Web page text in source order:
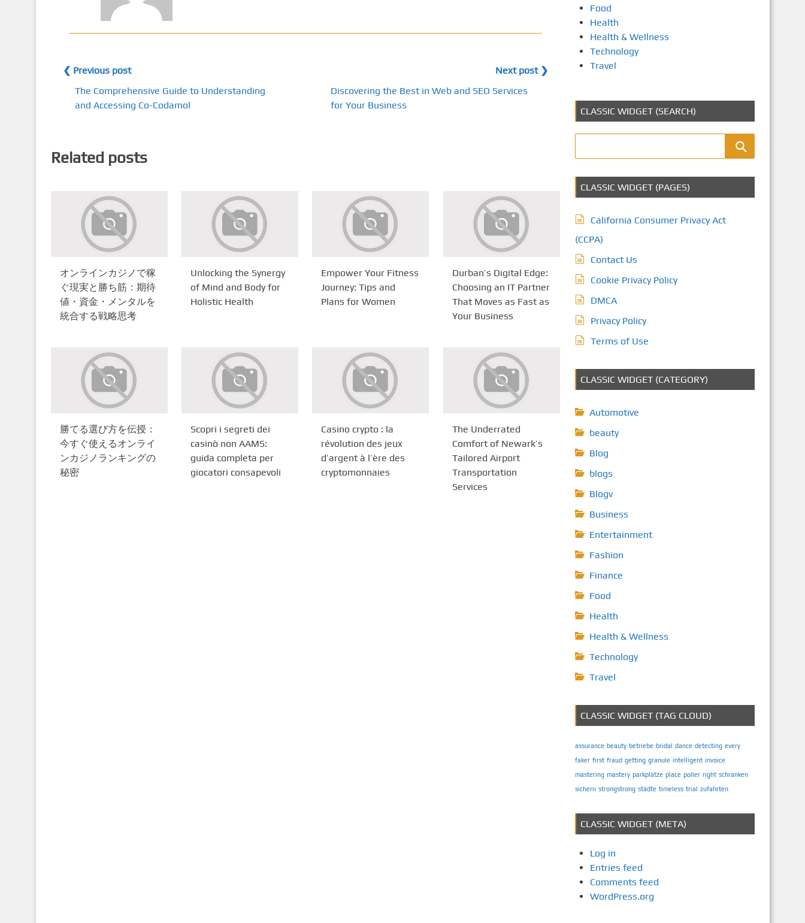
❮ Previous post
The Comprehensive Guide to Understanding
and Accessing Co-Codamol
Next post ❯
Discovering the Best in Web and SEO Services
for Your Business
Related posts
オンラインカジノで稼
ぐ現実と勝ち筋：期待
値・資金・メンタルを
統合する戦略思考
Unlocking the Synergy
of Mind and Body for
Holistic Health
Empower Your Fitness
Journey: Tips and
Plans for Women
Durban’s Digital Edge:
Choosing an IT Partner
That Moves as Fast as
Your Business
勝てる選び方を伝授：
今すぐ使えるオンライ
ンカジノランキングの
秘密
Scopri i segreti dei
casinò non AAMS:
guida completa per
giocatori consapevoli
Casino crypto : la
révolution des jeux
d’argent à l’ère des
cryptomonnaies
The Underrated
Comfort of Newark’s
Tailored Airport
Transportation
Services
Food
Health
Health & Wellness
Technology
Travel
CLASSIC WIDGET (SEARCH)
CLASSIC WIDGET (PAGES)
California Consumer Privacy Act
(CCPA)
Contact Us
Cookie Privacy Policy
DMCA
Privacy Policy
Terms of Use
CLASSIC WIDGET (CATEGORY)
Automotive
beauty
Blog
blogs
Blogv
Business
Entertainment
Fashion
Finance
Food
Health
Health & Wellness
Technology
Travel
CLASSIC WIDGET (TAG CLOUD)
assurance beauty betriebe bridal dance detecting every
faker first fraud getting granule intelligent invoice
mastering mastery parkplätze place poller right schranken
sichern strongstrong städte timeless trial zufahrten
CLASSIC WIDGET (META)
Log in
Entries feed
Comments feed
WordPress.org